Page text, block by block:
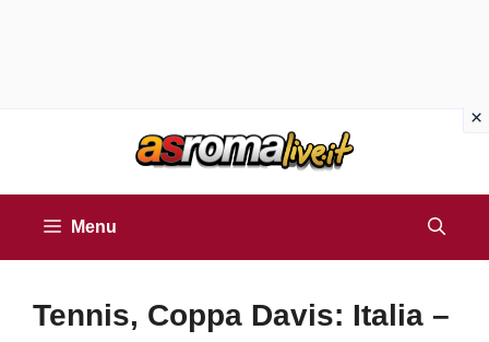
Menu
Tennis, Coppa Davis: Italia –